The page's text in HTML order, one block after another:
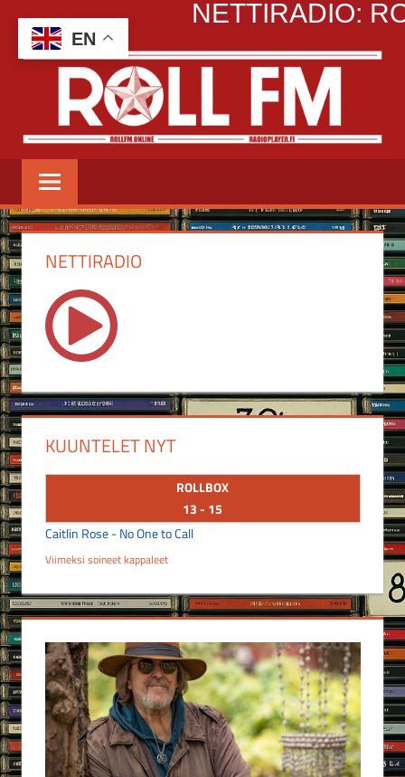
content
NETTIRADIO:
ROLL
FM
Kaikkea
mikä
NETTIRADIO
KUUNTELET NYT
ROLLBOX
13 - 15
Caitlin Rose - No One to Call
Viimeksi soineet kappaleet
EN